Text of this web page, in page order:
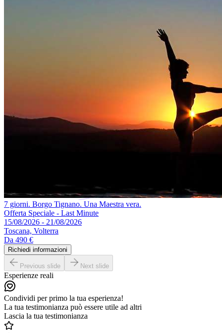
7 giorni. Borgo Tignano. Una Maestra vera.
Offerta Speciale - Last Minute
15/08/2026 - 21/08/2026
Toscana, Volterra
Da 490 €
Richiedi informazioni
Previous slide Next slide
Esperienze reali
Condividi per primo la tua esperienza!
La tua testimonianza può essere utile ad altri
Lascia la tua testimonianza